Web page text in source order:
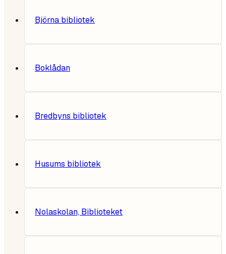
Björna bibliotek
Boklådan
Bredbyns bibliotek
Husums bibliotek
Nolaskolan, Biblioteket